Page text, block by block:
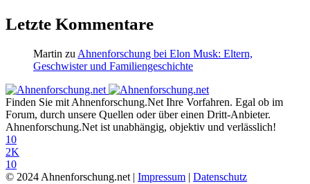
Letzte Kommentare
Martin zuAhnenforschung bei Elon Musk: Eltern,
Geschwister und Familiengeschichte
Finden Sie mit Ahnenforschung.Net Ihre Vorfahren. Egal ob im
Forum, durch unsere Quellen oder über einen Dritt-Anbieter.
Ahnenforschung.Net ist unabhängig, objektiv und verlässlich!
10
2K
10
© 2024 Ahnenforschung.net | Impressum Datenschutz